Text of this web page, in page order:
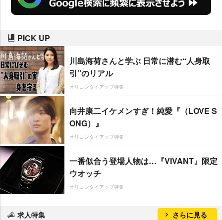
PICK UP
川島海荷さんと学ぶ 日常に潜む“人身取
引”のリアル
オリコンタイアップ特集
向井康二イケメンすぎ！純愛『（LOVE S
ONG）』
オリコンタイアップ特集
一番似合う登場人物は…『VIVANT』限定
ウオッチ
オリコンタイアップ特集
求人特集 さらに見る